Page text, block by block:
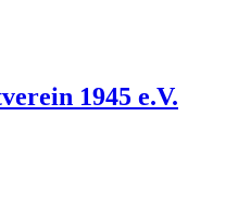
1945 e.V.